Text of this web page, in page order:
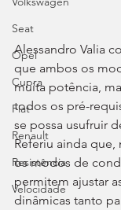
Seat
Opel
Cupra
Fiat
Renault
Resistência
Velocidade
Alessandro Valia
que ambos os
muita potência,
todos os pré-
se possa usufruir
Referiu ainda que,
os modos de
permitem ajustar
dinâmicas tanto